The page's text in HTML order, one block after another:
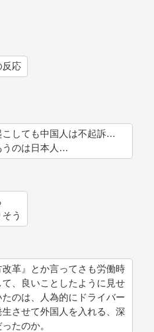
反応
こしても中国人は不起訴…
うのは日本人…
う
改革』とか言ってさも労働時
て、良いことしたように見せ
のは、人為的にドライバー
させて外国人を入れる、深
たのか。